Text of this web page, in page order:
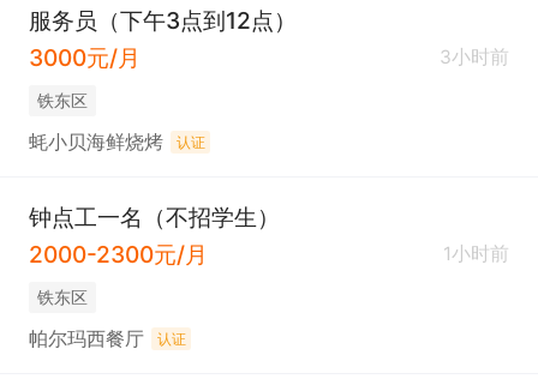
服务员（下午3点到12点）
3000元/月
3小时前
铁东区
蚝小贝海鲜烧烤 认证
钟点工一名（不招学生）
2000-2300元/月
1小时前
铁东区
帕尔玛西餐厅 认证